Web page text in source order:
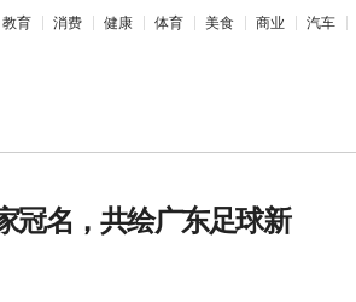
教育 消费 健康 体育 美食 商业 汽车
冠名，共绘广东足球新